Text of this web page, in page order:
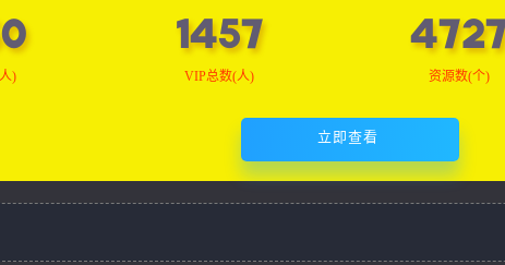
)
1464
VIP总数(人)
4751
资源数(个)
立即查看